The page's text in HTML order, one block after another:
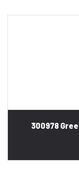
300978